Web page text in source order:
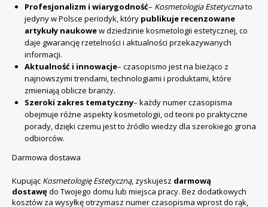
Profesjonalizm i wiarygodność– Kosmetologia Estetycznato
jedyny w Polsce periodyk, który publikuje recenzowane
artykuły naukowew dziedzinie kosmetologii estetycznej, co
daje gwarancję rzetelności i aktualności przekazywanych
informacji.
Aktualność i innowacje– czasopismo jest na bieżąco z
najnowszymi trendami, technologiami i produktami, które
zmieniają oblicze branży.
Szeroki zakres tematyczny– każdy numer czasopisma
obejmuje różne aspekty kosmetologii, od teorii po praktyczne
porady, dzięki czemu jest to źródło wiedzy dla szerokiego grona
odbiorców.
Darmowa dostawa
Kupując Kosmetologię Estetyczną, zyskujesz darmową
dostawędo Twojego domu lub miejsca pracy. Bez dodatkowych
kosztów za wysyłkę otrzymasz numer czasopisma wprost do rąk,